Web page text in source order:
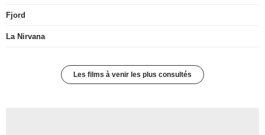
Fjord
La Nirvana
Les films à venir les plus consultés